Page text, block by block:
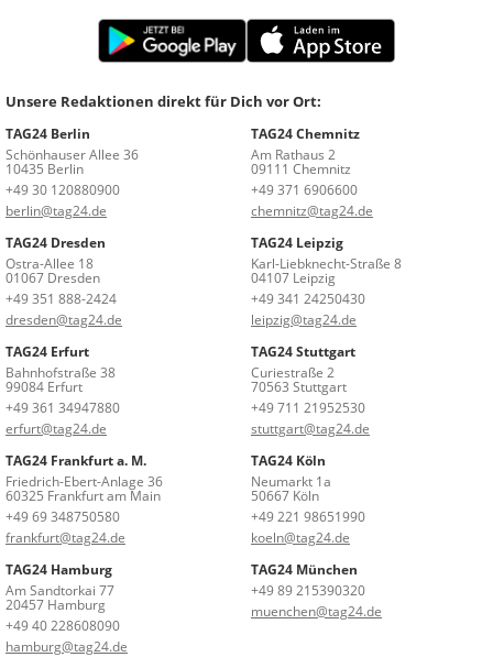
Unsere Redaktionen direkt für Dich vor Ort:
TAG24 Berlin
Schönhauser Allee 36
10435 Berlin
+49 30 120880900
berlin@tag24.de
TAG24 Chemnitz
Am Rathaus 2
09111 Chemnitz
+49 371 6906600
chemnitz@tag24.de
TAG24 Dresden
Ostra-Allee 18
01067 Dresden
+49 351 888-2424
dresden@tag24.de
TAG24 Leipzig
Karl-Liebknecht-Straße 8
04107 Leipzig
+49 341 24250430
leipzig@tag24.de
TAG24 Erfurt
Bahnhofstraße 38
99084 Erfurt
+49 361 34947880
erfurt@tag24.de
TAG24 Stuttgart
Curiestraße 2
70563 Stuttgart
+49 711 21952530
stuttgart@tag24.de
TAG24 Frankfurt a. M.
Friedrich-Ebert-Anlage 36
60325 Frankfurt am Main
+49 69 348750580
frankfurt@tag24.de
TAG24 Köln
Neumarkt 1a
50667 Köln
+49 221 98651990
koeln@tag24.de
TAG24 Hamburg
Am Sandtorkai 77
20457 Hamburg
+49 40 228608090
hamburg@tag24.de
TAG24 München
+49 89 215390320
muenchen@tag24.de